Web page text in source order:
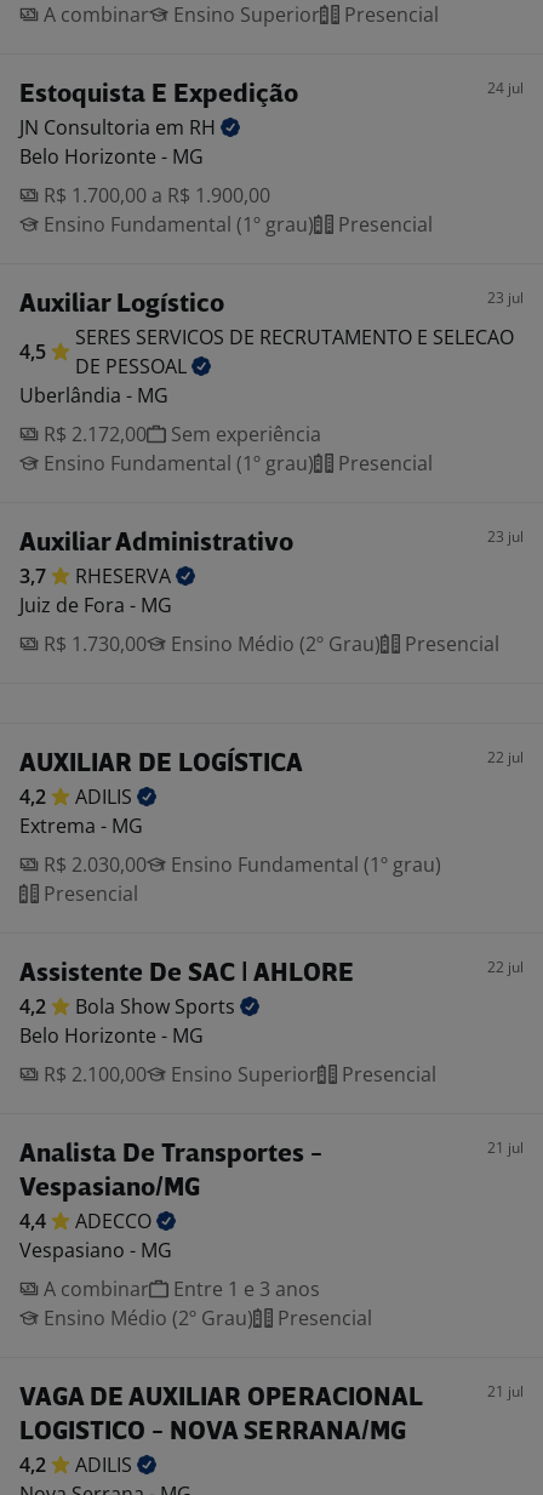
A combinar
Ensino Superior Presencial
Estoquista E Expedição 24 jul
JN Consultoria em RH
Belo Horizonte - MG
R$ 1.700,00 a R$ 1.900,00
Ensino Fundamental (1º grau)
Presencial
Auxiliar Logístico 23 jul
4,5
SERES SERVICOS DE RECRUTAMENTO E SELECAO
DE PESSOAL
Uberlândia - MG
R$ 2.172,00
Sem experiência
Ensino Fundamental (1º grau)
Presencial
Auxiliar Administrativo 23 jul
3,7
RHESERVA
Juiz de Fora - MG
R$ 1.730,00
Ensino Médio (2º Grau) Presencial
AUXILIAR DE LOGÍSTICA 22 jul
4,2
ADILIS
Extrema - MG
R$ 2.030,00
Ensino Fundamental (1º grau)
Presencial
Assistente De SAC | AHLORE 22 jul
4,2 Bola Show Sports
Belo Horizonte - MG
R$ 2.100,00
Ensino Superior Presencial
Analista De Transportes -
Vespasiano/MG
21 jul
4,4
ADECCO
Vespasiano - MG
A combinar
Entre 1 e 3 anos
Ensino Médio (2º Grau)
Presencial
VAGA DE AUXILIAR OPERACIONAL
LOGISTICO - NOVA SERRANA/MG
21 jul
4,2
ADILIS